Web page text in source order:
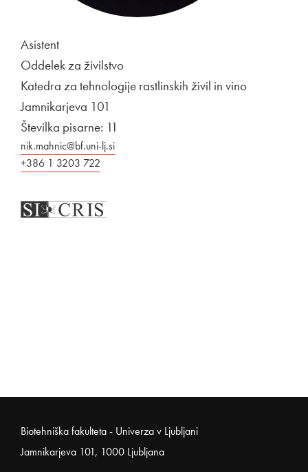
Asistent
Oddelek za živilstvo
Katedra za tehnologije rastlinskih živil in vino
Jamnikarjeva 101
Številka pisarne: 11
nik.mahnic@bf.uni-lj.si
+386 1 3203 722
Noga strani
Biotehniška fakulteta - Univerza v Ljubljani
Jamnikarjeva 101, 1000 Ljubljana